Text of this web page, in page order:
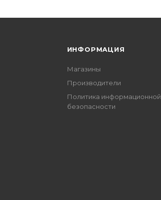
ИНФОРМАЦИЯ
Магазины
Производители
Политика информационной
безопасности